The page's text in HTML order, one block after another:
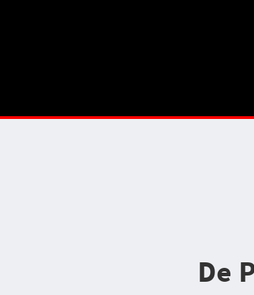
De